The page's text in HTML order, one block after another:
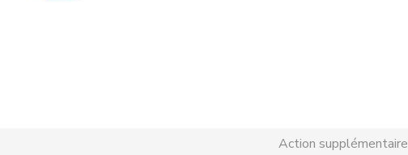
Action supplémentaire